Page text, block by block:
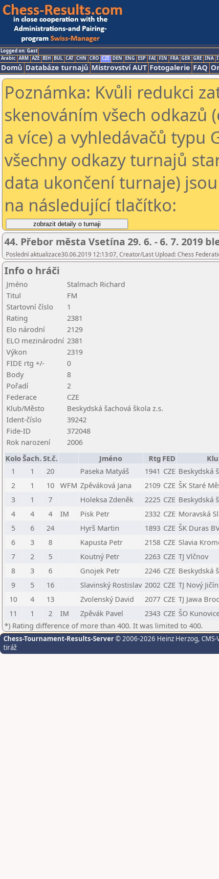
Logged on: Gast
Arabic ARM AZE BIH BUL CAT CHN CRO CZE DEN ENG ESP FAI FIN FRA GER GRE INA
Domů Databáze turnajů Mistrovství AUT Fotogalerie FAQ
Poznámka: Kvůli redukci
skenováním všech odkazů
a více) a vyhledávačů typu
všechny odkazy turnajů
data ukončení turnaje)
na následující tlačítko:
44. Přebor města Vsetína 29. 6. - 6. 7. 2019
Poslední aktualizace30.06.2019 12:13:07, Creator/Last Upload: Chess
Info o hráči
Jméno
Stalmach Richard
Titul
FM
Startovní číslo
1
Rating
2381
Elo národní
2129
ELO mezinárodní 2381
Výkon
2319
FIDE rtg +/-
0
Body
8
Pořadí
2
Federace
CZE
Klub/Město
Beskydská šachová škola z.s.
Ident-číslo
39242
Fide-ID
372048
Rok narození
2006
KoloŠach.St.č. Jméno Rtg FED
1
1 20 Paseka Matyáš 1941 CZE Beskydská
2
1 10 WFM Zpěváková Jana 2109 CZE ŠK Staré
3
1 7 Holeksa Zdeněk 2225 CZE Beskydská
4
4 4 IM Pisk Petr 2332 CZE Moravská
5
6 24 Hyrš Martin 1893 CZE ŠK Duras
6
3 8 Kapusta Petr 2158 CZE Slavia
7
2 5 Koutný Petr 2263 CZE TJ Vlčnov
8
3 6 Gnojek Petr 2246 CZE Beskydská
9
5 16 Slavinský Rostislav 2002 CZE TJ Nový Jičín
10
4 13 Zvolenský David 2077 CZE TJ Jawa
11
1 2 IM Zpěvák Pavel 2343 CZE ŠO
*) Rating difference of more than 400. It was limited to 400.
Chess-Tournament-Results-Server© 2006-2026 Heinz Herzog,
tiráž